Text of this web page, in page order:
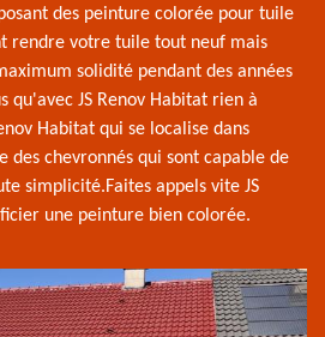
des peinture colorée pour tuile
rendre votre tuile tout neuf mais
solidité pendant des années
qu'avec JS Renov Habitat rien à
Habitat qui se localise dans
des chevronnés qui sont capable de
simplicité.Faites appels vite JS
une peinture bien colorée.